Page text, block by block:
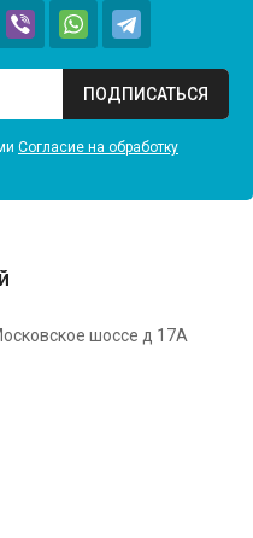
ПОДПИСАТЬСЯ
Согласие на обработку
шоссе д 17А